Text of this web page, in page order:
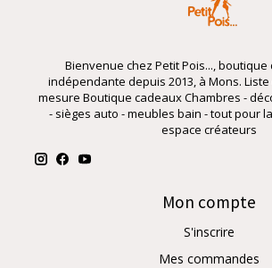
Bienvenue chez Petit Pois...,
indépendante depuis 2013, à Mons.
mesure Boutique cadeaux Chambres -
- sièges auto - meubles bain - tout pour
espace créateurs
Mon compte
S'inscrire
Mes commandes